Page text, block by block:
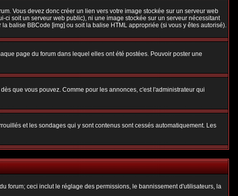
Vous devez donc créer un lien vers votre image stockée sur un serveur web
soit un serveur web public), ni une image stockée sur un serveur nécessitant
balise BBCode [img] ou soit la balise HTML appropriée (si vous y êtes autorisé).
page du forum dans lequel elles ont été postées. Pouvoir poster une
que vous pouvez. Comme pour les annonces, c'est l'administrateur qui
et les sondages qui y sont contenus sont cessés automatiquement. Les
forum; ceci inclut le réglage des permissions, le bannissement d'utilisateurs, la